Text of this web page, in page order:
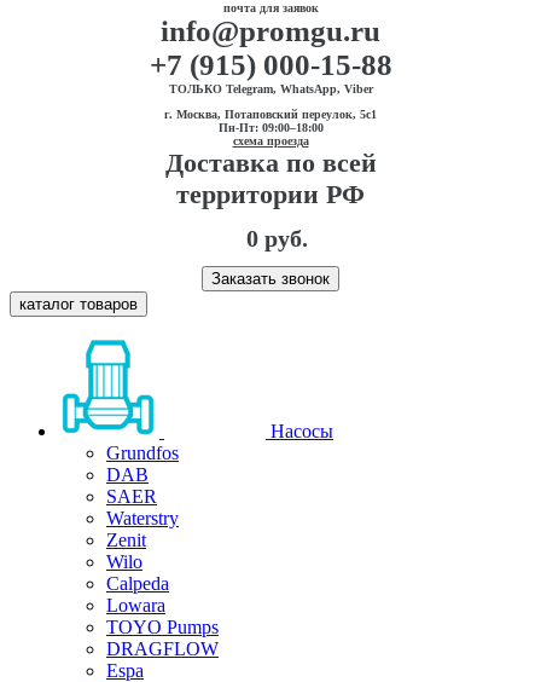
почта для заявок
info@promgu.ru
+7 (915) 000-15-88
ТОЛЬКО Telegram, WhatsApp, Viber
г. Москва, Потаповский переулок, 5с1
Пн-Пт: 09:00–18:00
схема проезда
Доставка по всей
территории РФ
0 руб.
Заказать звонок
каталог товаров
Насосы
Grundfos
DAB
SAER
Waterstry
Zenit
Wilo
Calpeda
Lowara
TOYO Pumps
DRAGFLOW
Espa